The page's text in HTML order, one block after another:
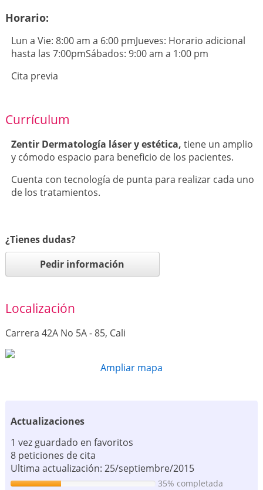
Horario:
Lun a Vie: 8:00 am a 6:00 pmJueves: Horario adicional
hasta las 7:00pmSábados: 9:00 am a 1:00 pm
Cita previa
Currículum
Zentir Dermatología láser y estética, tiene un amplio
y cómodo espacio para beneficio de los pacientes.
Cuenta con tecnología de punta para realizar cada uno
de los tratamientos.
¿Tienes dudas?
Pedir información
Localización
Carrera 42A No 5A - 85, Cali
Ampliar mapa
Actualizaciones
1 vez guardado en favoritos
8 peticiones de cita
Ultima actualización: 25/septiembre/2015
35% completada